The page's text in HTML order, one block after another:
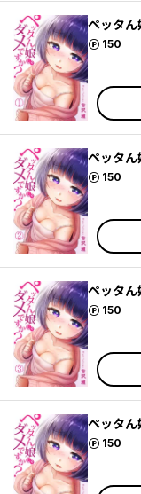
ペッタん
150
ポイント
ペッタん
150
ポイント
ペッタん
150
ポイント
ペッタ
150
ポイント